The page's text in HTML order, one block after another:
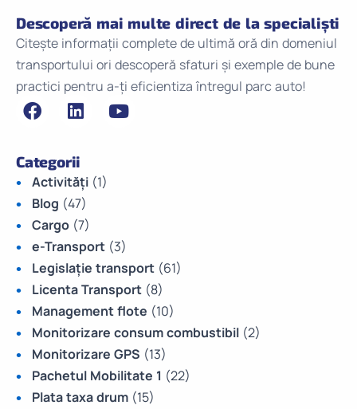
Descoperă mai multe direct de la specialiști
Citește informații complete de ultimă oră din domeniul
transportului ori descoperă sfaturi și exemple de bune
practici pentru a-ți eficientiza întregul parc auto!
Categorii
Activități (1)
Blog (47)
Cargo (7)
e-Transport (3)
Legislație transport (61)
Licenta Transport (8)
Management flote (10)
Monitorizare consum combustibil (2)
Monitorizare GPS (13)
Pachetul Mobilitate 1 (22)
Plata taxa drum (15)